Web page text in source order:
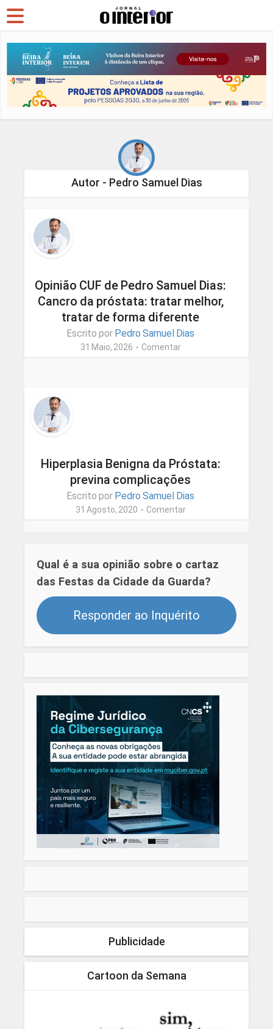
Autor - Pedro Samuel Dias
Opinião CUF de Pedro Samuel Dias:
Cancro da próstata: tratar melhor,
tratar de forma diferente
Escrito por Pedro Samuel Dias
31 Maio, 2026 Comentar
Hiperplasia Benigna da Próstata:
previna complicações
Escrito por Pedro Samuel Dias
31 Agosto, 2020 Comentar
Qual é a sua opinião sobre o cartaz
das Festas da Cidade da Guarda?
Responder ao Inquérito
Publicidade
Cartoon da Semana